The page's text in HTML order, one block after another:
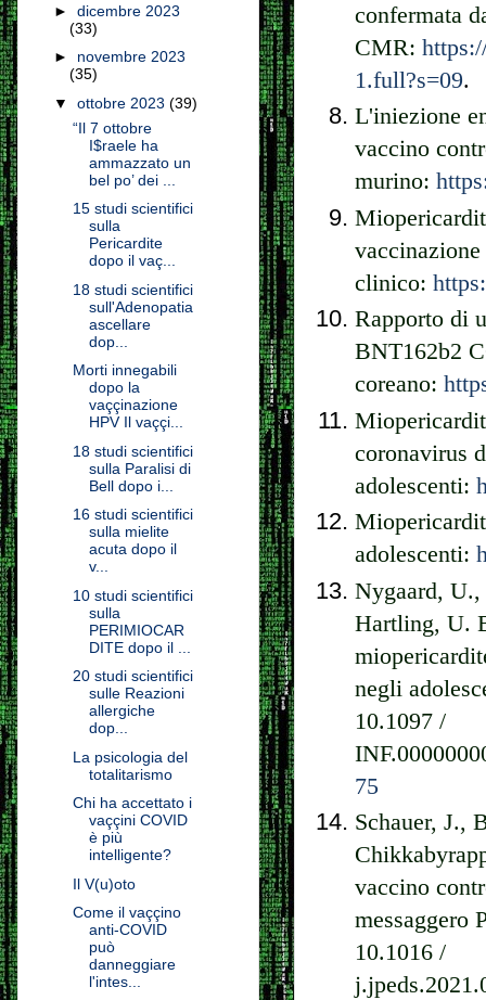
confermata
CMR:
1.full?s=09.
L'iniezione
vaccino
murino:
clinico:
Rapporto di
BNT162b2
coreano:
coronavirus
adolescenti:
adolescenti:
Nygaard,
Hartling, U.
negli
10.1097 /
75
Schauer, J.,
vaccino
messaggero
10.1016 /
► dicembre 2023
(33)
► novembre 2023
(35)
▼ ottobre 2023 (39)
“Il 7 ottobre
I$raele ha
ammazzato un
bel po’ dei ...
15 studi scientifici
sulla
Pericardite
dopo il vaç...
18 studi scientifici
sull'Adenopatia
ascellare
dop...
Morti innegabili
dopo la
vaççinazione
HPV Il vaççi...
18 studi scientifici
sulla Paralisi di
Bell dopo i...
16 studi scientifici
sulla mielite
acuta dopo il
v...
10 studi scientifici
sulla
PERIMIOCAR
DITE dopo il ...
20 studi scientifici
sulle Reazioni
allergiche
dop...
La psicologia del
totalitarismo
Chi ha accettato i
vaççini COVID
è più
intelligente?
Il V(u)oto
Come il vaççino
anti-COVID
può
danneggiare
l'intes...